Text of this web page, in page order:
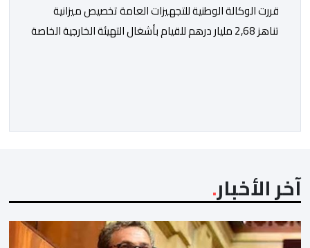
قررت الوكالة الوطنية للتجهيزات العامة تخصيص ميزانية
تناهز 2,68 مليار درهم للقيام بأشغال التهيئة الخارجية الخاصة
الإجمالية لطلبات العروض […]
آخر الأخبار